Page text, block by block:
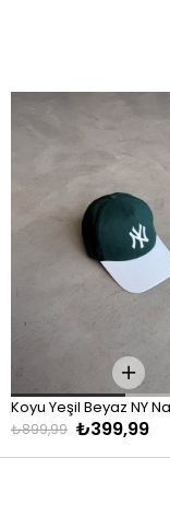
Koyu Yeşil Beyaz NY
Şapka
₺399,99
₺899,99